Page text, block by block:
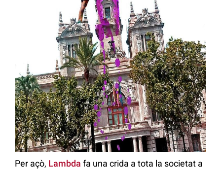
Per açò, Lambda fa una crida a tota la societat a